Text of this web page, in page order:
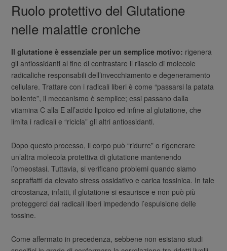
Ruolo protettivo del Glutatione
nelle malattie croniche
Il glutatione è essenziale per un semplice motivo: rigenera
gli antiossidanti al fine di contrastare il rilascio di molecole
radicaliche responsabili dell’invecchiamento e degeneramento
cellulare. Trattare con i radicali liberi è come “passarsi la patata
bollente”, il meccanismo è semplice; essi passano dalla
vitamina C alla E all’acido lipoico ed infine al glutatione, che
limita i radicali e “ricicla” gli altri antiossidanti.
Dopo questo processo, il corpo può “ridurre” o rigenerare
un’altra molecola protettiva di glutatione mantenendo
l’omeostasi. Tuttavia, si verificano problemi quando siamo
sopraffatti da elevato stress ossidativo e carica tossinica. In tale
circostanza, infatti, il glutatione si esaurisce e non può più
proteggerci dai radicali liberi impedendo l’espulsione delle
tossine.
Come affermato in precedenza, sebbene non esistano studi